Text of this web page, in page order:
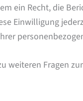
ein Recht, die
Einwilligung
weiteren Fragen